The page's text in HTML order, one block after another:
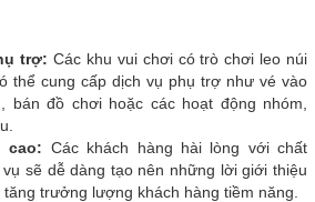
trợ: Các khu vui chơi có trò chơi leo núi
thể cung cấp dịch vụ phụ trợ như vé vào
bán đồ chơi hoặc các hoạt động nhóm,
cao: Các khách hàng hài lòng với chất
sẽ dễ dàng tạo nên những lời giới thiệu
trưởng lượng khách hàng tiềm năng.